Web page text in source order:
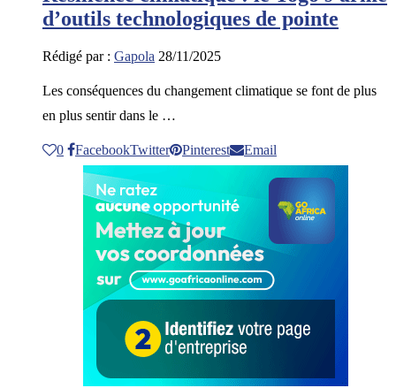
d’outils technologiques de pointe
Rédigé par : Gapola 28/11/2025
Les conséquences du changement climatique se font de plus
en plus sentir dans le …
0 FacebookTwitter Pinterest Email